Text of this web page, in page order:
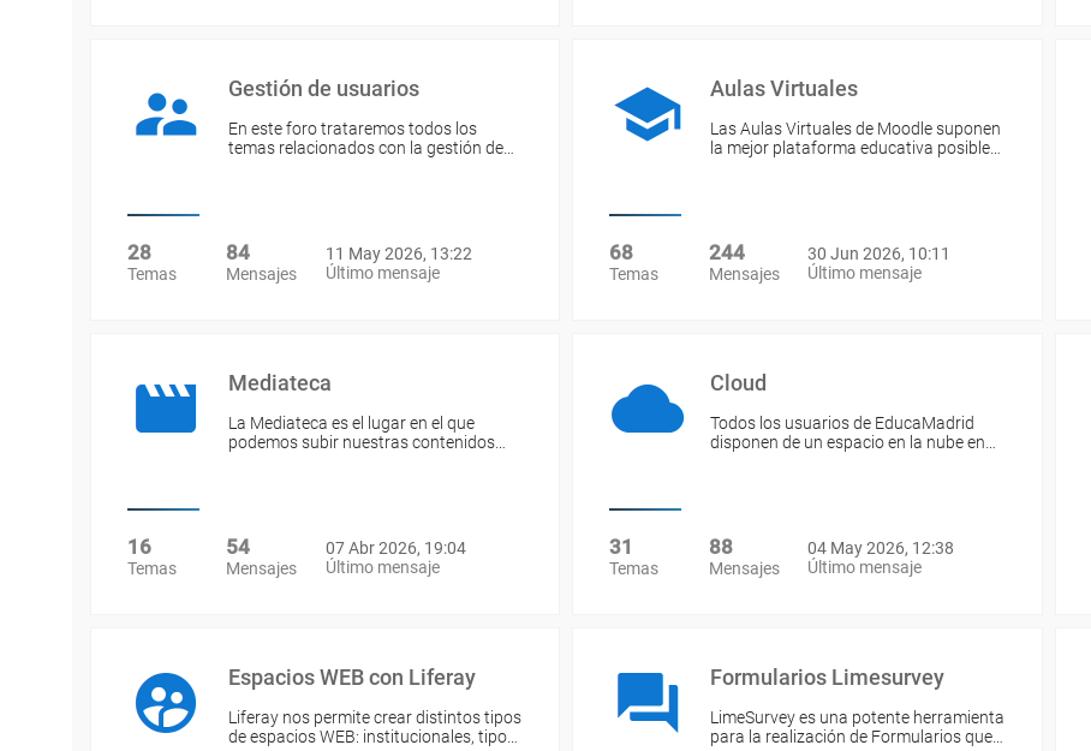
Gestión de usuarios
En este foro trataremos todos los
temas relacionados con la gestión de…
28
Temas
84
Mensajes
11 May 2026, 13:22
Último mensaje
Aulas Virtuales
Las Aulas Virtuales de Moodle suponen
la mejor plataforma educativa posible…
68
Temas
244
Mensajes
30 Jun 2026, 10:11
Último mensaje
Mediateca
La Mediateca es el lugar en el que
podemos subir nuestras contenidos…
16
Temas
54
Mensajes
07 Abr 2026, 19:04
Último mensaje
Cloud
Todos los usuarios de EducaMadrid
disponen de un espacio en la nube en…
31
Temas
88
Mensajes
04 May 2026, 12:38
Último mensaje
Espacios WEB con Liferay
Liferay nos permite crear distintos tipos
de espacios WEB: institucionales, tipo…
Formularios Limesurvey
LimeSurvey es una potente herramienta
para la realización de Formularios que…